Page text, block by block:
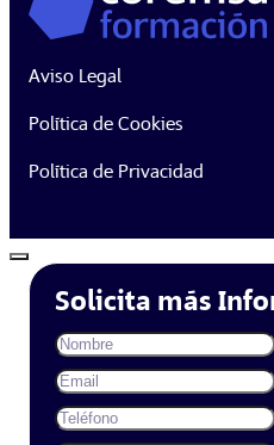
Aviso Legal
Política de Cookies
Política de Privacidad
Solicita más